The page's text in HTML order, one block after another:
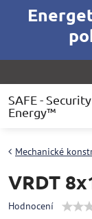
SAFE -
Energy™
Mechanické
VRDT
Hodnocení